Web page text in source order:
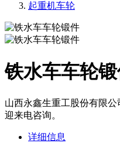
起重机车轮
铁水车车轮
山西永鑫生重工股份有限
迎来电咨询。
详细信息